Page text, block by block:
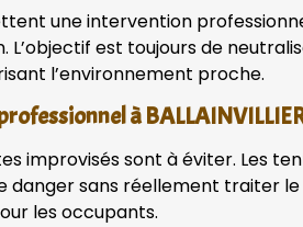
une intervention
L’objectif est toujours de
l’environnement proche.
à
improvisés sont à éviter. Les
danger sans réellement traiter
les occupants.